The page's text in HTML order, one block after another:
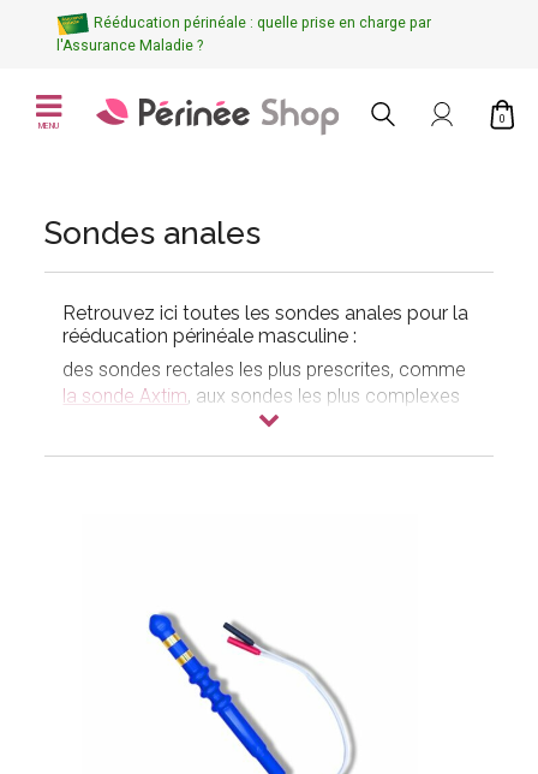
Rééducation périnéale : quelle prise en charge par
l'Assurance Maladie ?
MENU
0
Sondes anales
Retrouvez ici toutes lessondes anales pour la
rééducation périnéale masculine:
des sondes rectales les plus prescrites, comme
la sonde Axtim, aux sondes les plus complexes
sonde Analys Plus
Ces sondes doivent être reliées à un appareil